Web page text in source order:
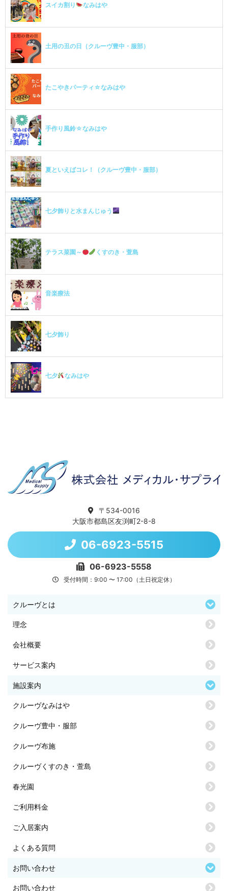
スイカ割り なみはや
土用の丑の日（クルーヴ豊中・服部）
たこやきパーティ☆なみはや
手作り風鈴☆なみはや
夏といえばコレ！（クルーヴ豊中・服部）
七夕飾りと水まんじゅう
テラス菜園～ くすのき・萱島
音楽療法
七夕飾り
七夕 なみはや
〒534-0016
大阪市都島区友渕町2-8-8
06-6923-5515
06-6923-5558
受付時間：9:00 〜 17:00（土日祝定休）
クルーヴとは
理念
会社概要
サービス案内
施設案内
クルーヴなみはや
クルーヴ豊中・服部
クルーヴ布施
クルーヴくすのき・萱島
春光園
ご利用料金
ご入居案内
よくある質問
お問い合わせ
お問い合わせ